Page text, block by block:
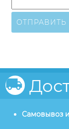
ОТПРАВИТЬ
Самовывоз